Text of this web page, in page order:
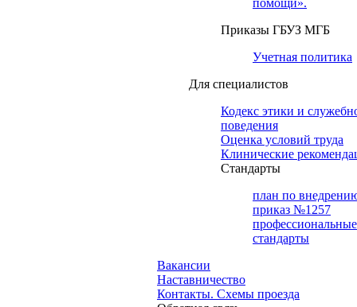
помощи».
Приказы ГБУЗ МГБ
Учетная политика
Для специалистов
Кодекс этики и
поведения
Оценка условий труда
Клинические
Cтандарты
план по
приказ №1257
профессиональные
стандарты
Вакансии
Наставничество
Контакты. Схемы проезда